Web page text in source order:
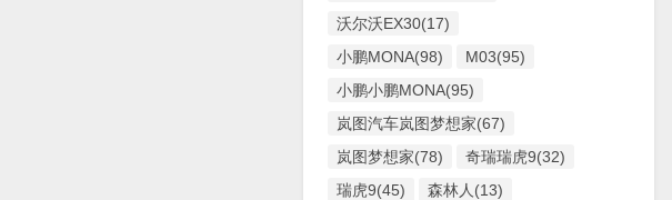
沃尔沃EX30(17)
小鹏MONA(98)
M03(95)
小鹏小鹏MONA(95)
岚图汽车岚图梦想家(67)
岚图梦想家(78)
奇瑞瑞虎9(32)
瑞虎9(45)
森林人(13)